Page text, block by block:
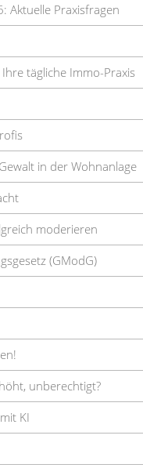
Aktuelle Praxisfragen
tägliche Immo-Praxis
in der Wohnanlage
moderieren
(GModG)
unberechtigt?
KI